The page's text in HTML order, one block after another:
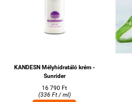
KANDESN Mélyhidratáló krém -
Sunrider
16 790 Ft
(336 Ft / ml)